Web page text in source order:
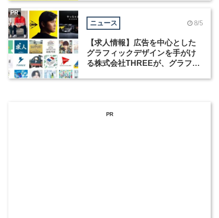
ニュース 8/5
【求人情報】広告を中心とした
グラフィックデザインを手がけ
る株式会社THREEが、グラフィ
PR
PR